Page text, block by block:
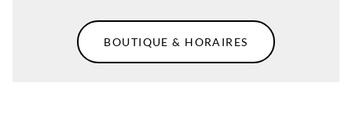
BOUTIQUE & HORAIRES